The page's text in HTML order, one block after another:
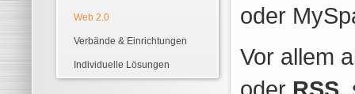
Web 2.0
Verbände & Einrichtungen
Individuelle Lösungen
oder
Vor allem